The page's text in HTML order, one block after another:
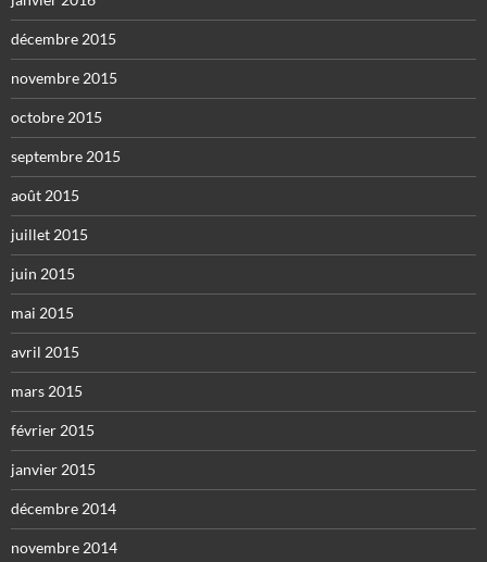
décembre 2015
novembre 2015
octobre 2015
septembre 2015
août 2015
juillet 2015
juin 2015
mai 2015
avril 2015
mars 2015
février 2015
janvier 2015
décembre 2014
novembre 2014